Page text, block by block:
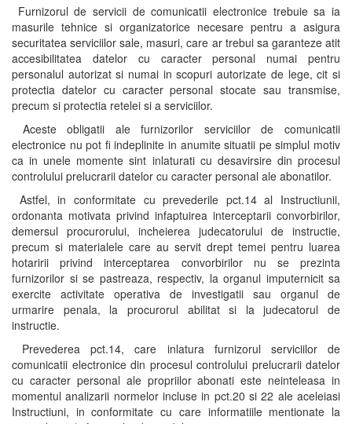
Furnizorul de servicii de comunicatii electronice trebuie sa ia
masurile tehnice si organizatorice necesare pentru a asigura
securitatea serviciilor sale, masuri, care ar trebui sa garanteze atit
accesibilitatea datelor cu caracter personal numai pentru
personalul autorizat si numai in scopuri autorizate de lege, cit si
protectia datelor cu caracter personal stocate sau transmise,
precum si protectia retelei si a serviciilor.
Aceste obligatii ale furnizorilor serviciilor de comunicatii
electronice nu pot fi indeplinite in anumite situatii pe simplul motiv
ca in unele momente sint inlaturati cu desavirsire din procesul
controlului prelucrarii datelor cu caracter personal ale abonatilor.
Astfel, in conformitate cu prevederile pct.14 al Instructiunii,
ordonanta motivata privind infaptuirea interceptarii convorbirilor,
demersul procurorului, incheierea judecatorului de instructie,
precum si materialele care au servit drept temei pentru luarea
hotaririi privind interceptarea convorbirilor nu se prezinta
furnizorilor si se pastreaza, respectiv, la organul imputernicit sa
exercite activitate operativa de investigatii sau organul de
urmarire penala, la procurorul abilitat si la judecatorul de
instructie.
Prevederea pct.14, care inlatura furnizorul serviciilor de
comunicatii electronice din procesul controlului prelucrarii datelor
cu caracter personal ale propriilor abonati este neinteleasa in
momentul analizarii normelor incluse in pct.20 si 22 ale aceleiasi
Instructiuni, in conformitate cu care informatiile mentionate la